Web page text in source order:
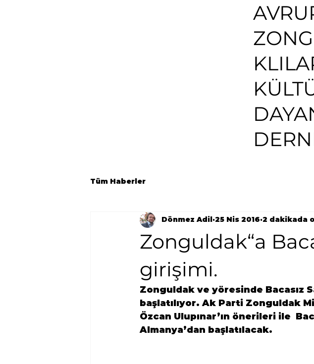
Tüm Haberler
Zonguldak“a
girişimi.
Dönmez Adil 25 Nis 2016 2 dakikada
Zonguldak ve yöresinde Bacasız
başlatılıyor. Ak Parti Zonguldak
Özcan Ulupınar’ın önerileri ile
Almanya’dan başlatılacak.